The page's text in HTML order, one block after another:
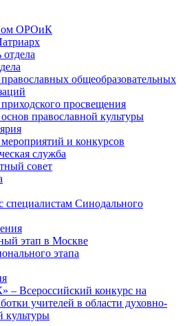
ОРОиК
отдела
общеобразовательных
просвещения
православной культуры
и конкурсов
служба
совет
специалистам Синодального
этап в Москве
этапа
– Всероссийский конкурс на
учителей в области духовно-
культуры